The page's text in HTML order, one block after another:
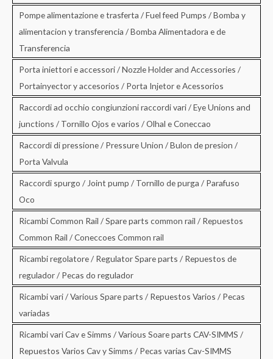
Pompe alimentazione e trasferta / Fuel feed Pumps / Bomba y
alimentacion y transferencia / Bomba Alimentadora e de
Transferencia
Porta iniettori e accessori / Nozzle Holder and Accessories /
Portainyector y accesorios / Porta Injetor e Acessorios
Raccordi ad occhio congiunzioni raccordi vari / Eye Unions and
junctions / Tornillo Ojos e varios / Olhal e Coneccao
Raccordi di pressione / Pressure Union / Bulon de presion /
Porta Valvula
Raccordi spurgo / Joint pump / Tornillo de purga / Parafuso
Oco
Ricambi Common Rail / Spare parts common rail / Repuestos
Common Rail / Coneccoes Common rail
Ricambi regolatore / Regulator Spare parts / Repuestos de
regulador / Pecas do regulador
Ricambi vari / Various Spare parts / Repuestos Varios / Pecas
variadas
Ricambi vari Cav e Simms / Various Soare parts CAV-SIMMS /
Repuestos Varios Cav y Simms / Pecas varias Cav-SIMMS